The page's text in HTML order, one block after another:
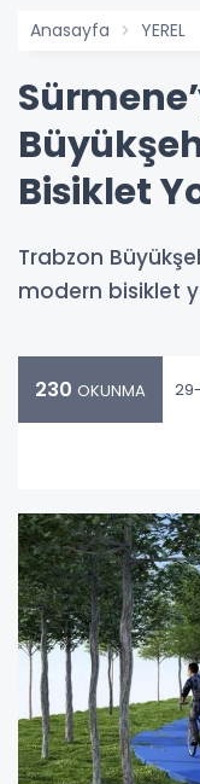
Anasayfa YEREL
Bisiklet
Trabzon
modern bisiklet
230 OKUNMA